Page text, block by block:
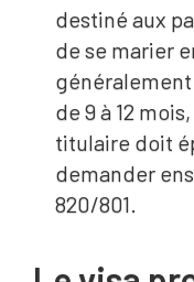
destiné aux
de se marier
de 9 à 12
titulaire doit
demander
820/801.